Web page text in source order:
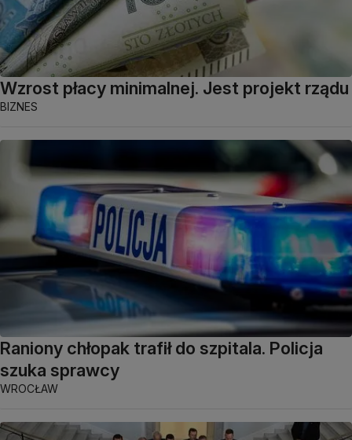
Wzrost płacy minimalnej. Jest projekt rządu
BIZNES
Raniony chłopak trafił do szpitala. Policja
szuka sprawcy
WROCŁAW